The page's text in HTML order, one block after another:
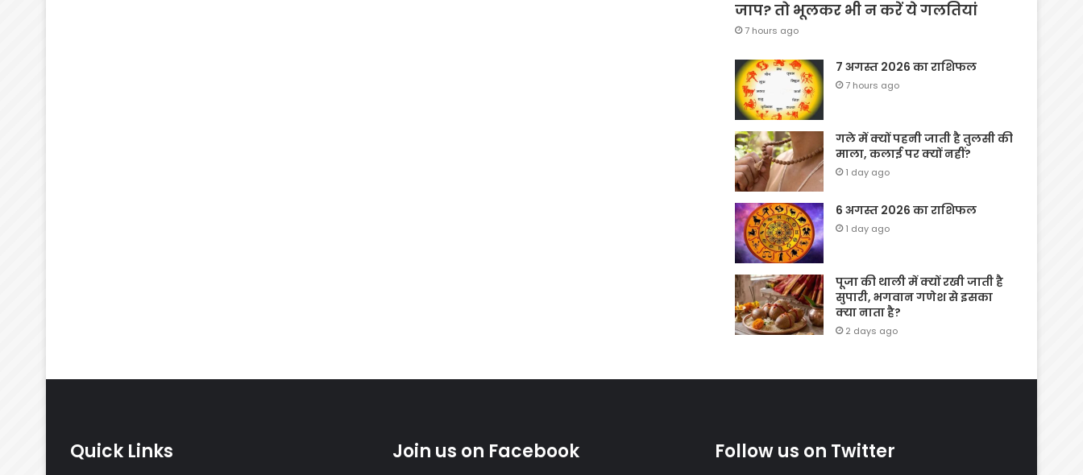
जाप? तो भूलकर भी न करें ये गलतियां
7 hours ago
7 अगस्त 2026 का राशिफल
7 hours ago
गले में क्यों पहनी जाती है तुलसी की
माला, कलाई पर क्यों नहीं?
1 day ago
6 अगस्त 2026 का राशिफल
1 day ago
पूजा की थाली में क्यों रखी जाती है
सुपारी, भगवान गणेश से इसका
क्या नाता है?
2 days ago
Quick Links Join us on Facebook Follow us on Twitter